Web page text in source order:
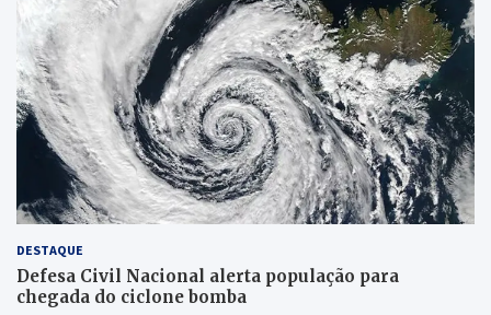
DESTAQUE
Defesa Civil Nacional alerta população para
chegada do ciclone bomba